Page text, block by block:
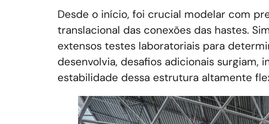
Desde o início, foi crucial modelar com
translacional das conexões das hastes.
extensos testes laboratoriais para
desenvolvia, desafios adicionais
estabilidade dessa estrutura altamente